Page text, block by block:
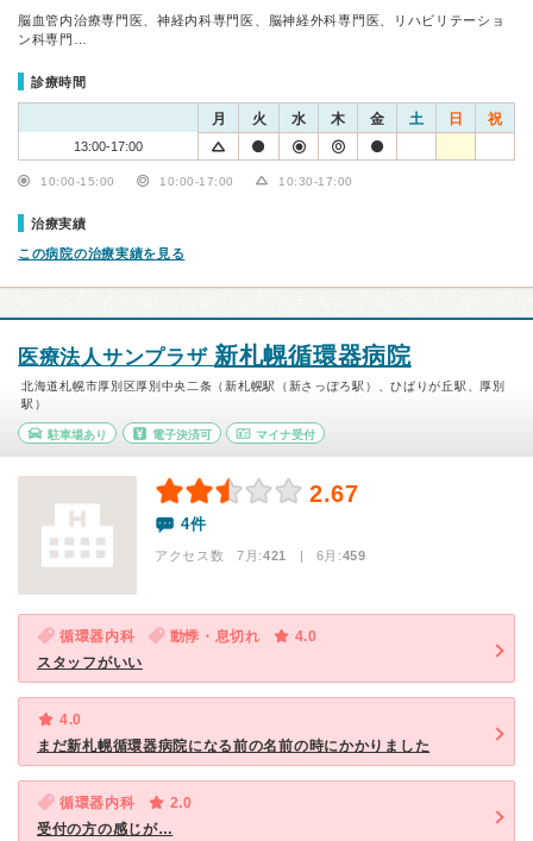
脳血管内治療専門医、神経内科専門医、脳神経外科専門医、リハビリテーショ
ン科専門…
診療時間
月 火 水 木 金 土 日 祝
13:00-17:00
10:00-15:00 10:00-17:00 10:30-17:00
治療実績
この病院の治療実績を見る
医療法人サンプラザ 新札幌循環器病院
北海道札幌市厚別区厚別中央二条（新札幌駅（新さっぽろ駅）、ひばりが丘駅、厚別
駅）
駐車場あり 電子決済可 マイナ受付
2.67
4件
アクセス数 7月:421 | 6月:459
循環器内科 動悸・息切れ
4.0
スタッフがいい
4.0
まだ新札幌循環器病院になる前の名前の時にかかりました
循環器内科
2.0
受付の方の感じが…